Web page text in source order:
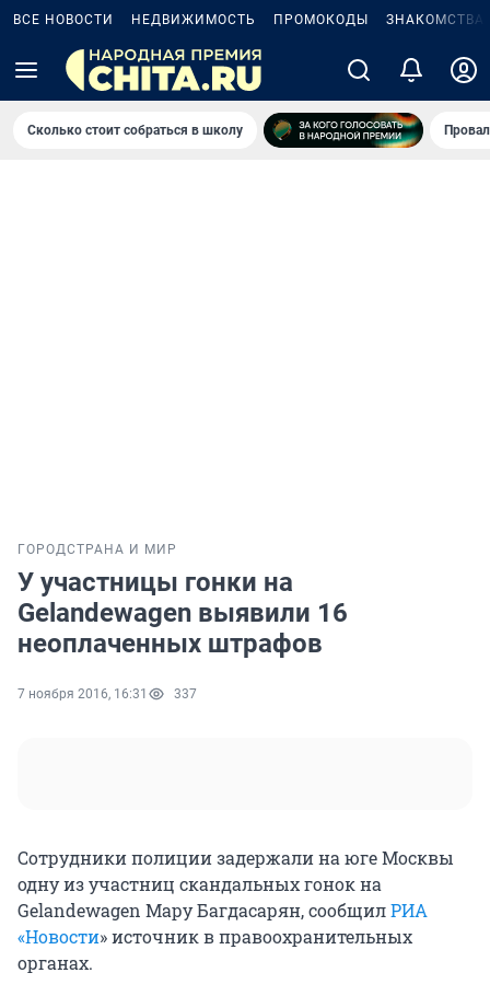
ВСЕ НОВОСТИ НЕДВИЖИМОСТЬ ПРОМОКОДЫ ЗНАКОМСТВА
Сколько стоит собраться в школу
ГОРОДСТРАНА И МИР
У участницы гонки на
Gelandewagen выявили 16
неоплаченных штрафов
7 ноября 2016, 16:31 337
Сотрудники полиции задержали на юге Москвы
одну из участниц скандальных гонок на
Gelandewagen Мару Багдасарян, сообщилРИА
«Новости» источник в правоохранительных
органах.